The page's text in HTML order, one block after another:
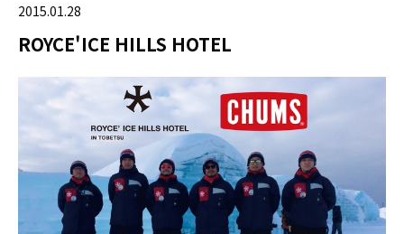
2015.01.28
ROYCE'ICE HILLS HOTEL